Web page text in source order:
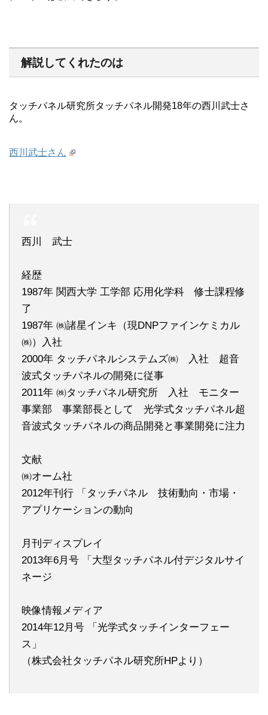
解説してくれたのは
タッチパネル研究所タッチパネル開発18年の西川武士さ
ん。
西川武士さん
西川 武士
経歴
1987年 関西大学 工学部 応用化学科 修士課程修
了
1987年 ㈱諸星インキ（現DNPファインケミカル
㈱）入社
2000年 タッチパネルシステムズ㈱ 入社 超音
波式タッチパネルの開発に従事
2011年 ㈱タッチパネル研究所 入社 モニター
事業部 事業部長として 光学式タッチパネル超
音波式タッチパネルの商品開発と事業開発に注力
文献
㈱オーム社
2012年刊行 「タッチパネル 技術動向・市場・
アプリケーションの動向
月刊ディスプレイ
2013年6月号 「大型タッチパネル付デジタルサイ
ネージ
映像情報メディア
2014年12月号 「光学式タッチインターフェー
ス」
（株式会社タッチパネル研究所HPより）